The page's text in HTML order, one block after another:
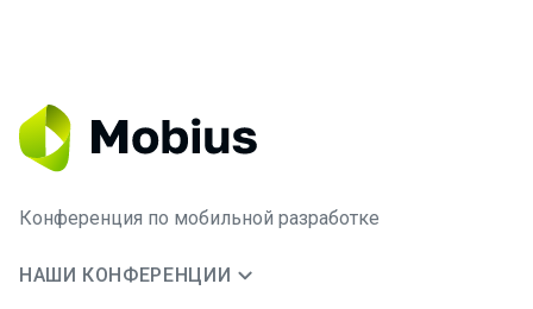
Конференция по мобильной разработке
НАШИ КОНФЕРЕНЦИИ